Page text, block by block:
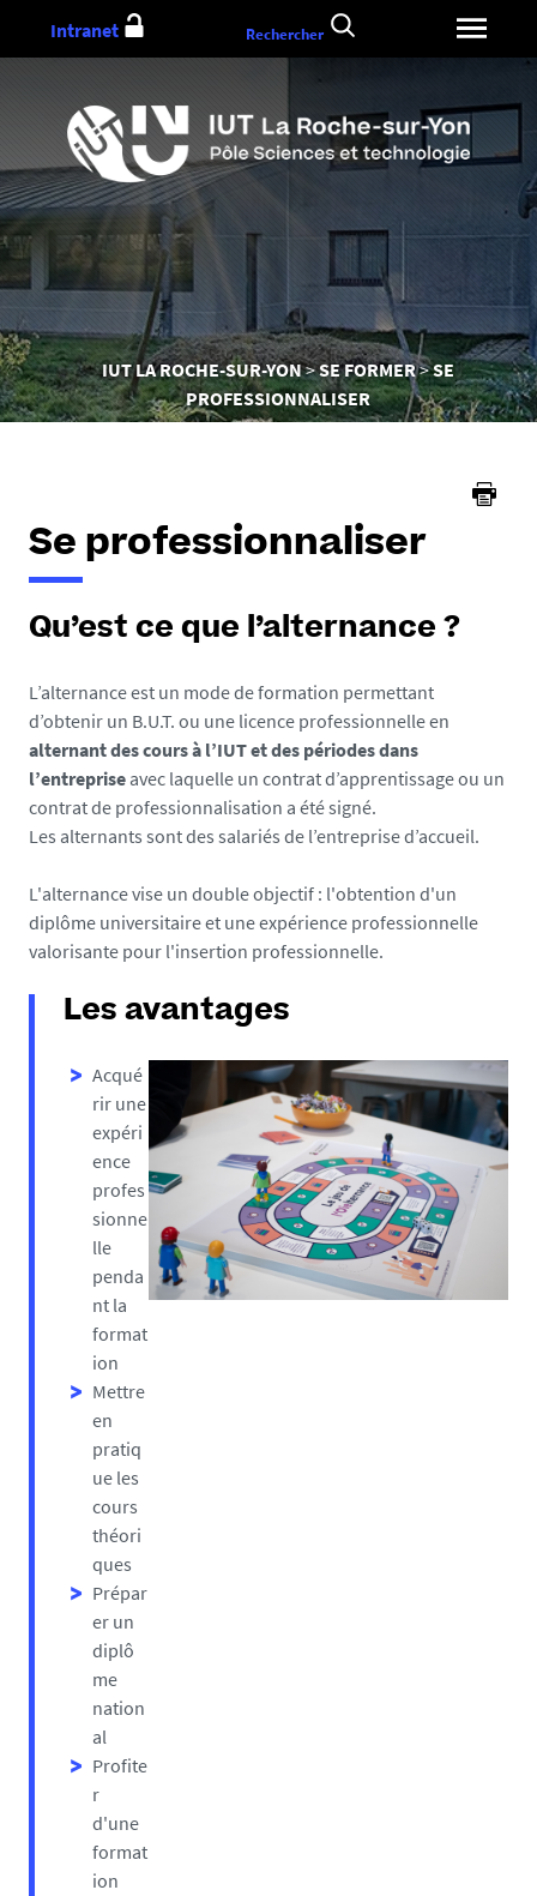
au
Vous
êtes
ici :
IUT LA ROCHE-SUR-YON SE FORMER
SE
PROFESSIONNALISER
Intranet Rechercher
Se professionnaliser
Qu’est ce que l’alternance ?
L’alternance est un mode de formation permettant
d’obtenir un B.U.T. ou une licence professionnelle en
alternant des cours à l’IUT et des périodes dans
l’entreprise avec laquelle un contrat d’apprentissage ou un
contrat de professionnalisation a été signé.
Les alternants sont des salariés de l’entreprise d’accueil.
L'alternance vise un double objectif : l'obtention d'un
diplôme universitaire et une expérience professionnelle
valorisante pour l'insertion professionnelle.
Les avantages
Acqué
rir une
expéri
ence
profes
sionne
lle
penda
nt la
format
ion
Mettre
en
pratiq
ue les
cours
théori
ques
Prépar
er un
diplô
me
nation
al
Profite
r
d'une
format
ion